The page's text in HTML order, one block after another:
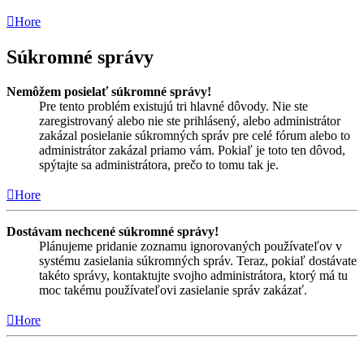
Hore
Súkromné správy
Nemôžem posielať súkromné správy!
Pre tento problém existujú tri hlavné dôvody. Nie ste
zaregistrovaný alebo nie ste prihlásený, alebo administrátor
zakázal posielanie súkromných správ pre celé fórum alebo to
administrátor zakázal priamo vám. Pokiaľ je toto ten dôvod,
spýtajte sa administrátora, prečo to tomu tak je.
Hore
Dostávam nechcené súkromné správy!
Plánujeme pridanie zoznamu ignorovaných používateľov v
systému zasielania súkromných správ. Teraz, pokiaľ dostávate
takéto správy, kontaktujte svojho administrátora, ktorý má tu
moc takému používateľovi zasielanie správ zakázať.
Hore